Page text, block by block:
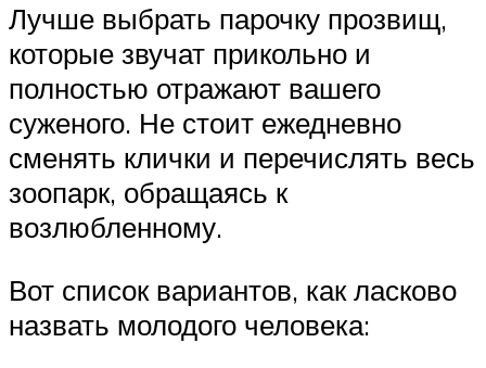
Лучше выбрать парочку прозвищ,
которые звучат прикольно и
полностью отражают вашего
суженого. Не стоит ежедневно
сменять клички и перечислять весь
зоопарк, обращаясь к
возлюбленному.
Вот список вариантов, как ласково
назвать молодого человека: